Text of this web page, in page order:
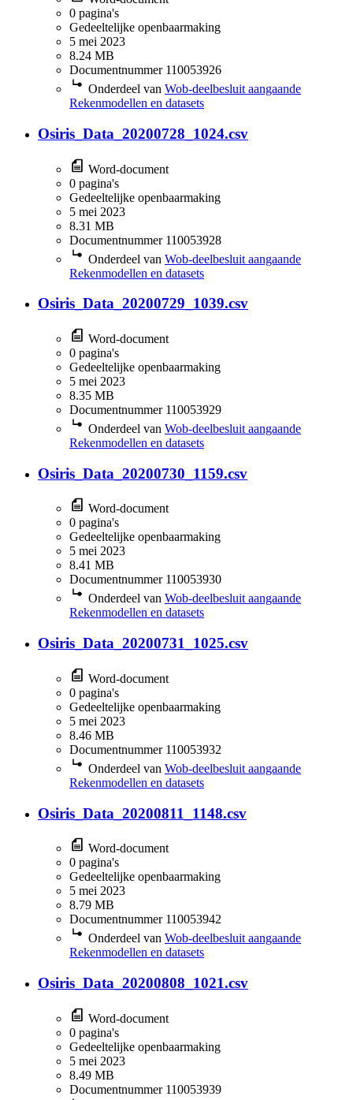
0 pagina's
Gedeeltelijke openbaarmaking
5 mei 2023
8.24 MB
Documentnummer 110053926
Onderdeel van Wob-deelbesluit aangaande
Rekenmodellen en datasets
Osiris_Data_20200728_1024.csv
Word-document
0 pagina's
Gedeeltelijke openbaarmaking
5 mei 2023
8.31 MB
Documentnummer 110053928
Onderdeel van Wob-deelbesluit aangaande
Rekenmodellen en datasets
Osiris_Data_20200729_1039.csv
Word-document
0 pagina's
Gedeeltelijke openbaarmaking
5 mei 2023
8.35 MB
Documentnummer 110053929
Onderdeel van Wob-deelbesluit aangaande
Rekenmodellen en datasets
Osiris_Data_20200730_1159.csv
Word-document
0 pagina's
Gedeeltelijke openbaarmaking
5 mei 2023
8.41 MB
Documentnummer 110053930
Onderdeel van Wob-deelbesluit aangaande
Rekenmodellen en datasets
Osiris_Data_20200731_1025.csv
Word-document
0 pagina's
Gedeeltelijke openbaarmaking
5 mei 2023
8.46 MB
Documentnummer 110053932
Onderdeel van Wob-deelbesluit aangaande
Rekenmodellen en datasets
Osiris_Data_20200811_1148.csv
Word-document
0 pagina's
Gedeeltelijke openbaarmaking
5 mei 2023
8.79 MB
Documentnummer 110053942
Onderdeel van Wob-deelbesluit aangaande
Rekenmodellen en datasets
Osiris_Data_20200808_1021.csv
Word-document
0 pagina's
Gedeeltelijke openbaarmaking
5 mei 2023
8.49 MB
Documentnummer 110053939